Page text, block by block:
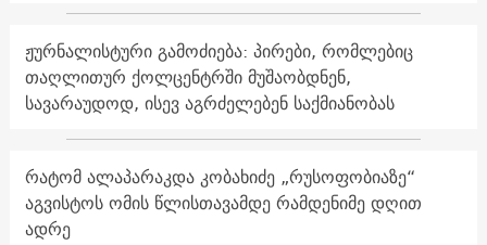
ჟურნალისტური გამოძიება: პირები, რომლებიც
თაღლითურ ქოლცენტრში მუშაობდნენ,
სავარაუდოდ, ისევ აგრძელებენ საქმიანობას
რატომ ალაპარაკდა კობახიძე „რუსოფობიაზე“
აგვისტოს ომის წლისთავამდე რამდენიმე დღით
ადრე